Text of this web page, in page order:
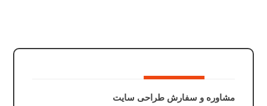
مشاوره و سفارش طراحی سایت